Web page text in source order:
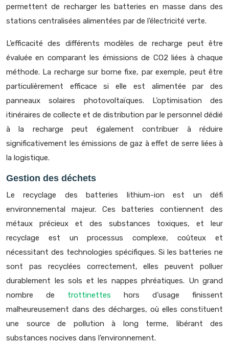
permettent de recharger les batteries en masse dans des
stations centralisées alimentées par de l’électricité verte.
L’efficacité des différents modèles de recharge peut être
évaluée en comparant les émissions de CO2 liées à chaque
méthode. La recharge sur borne fixe, par exemple, peut être
particulièrement efficace si elle est alimentée par des
panneaux solaires photovoltaïques. L’optimisation des
itinéraires de collecte et de distribution par le personnel dédié
à la recharge peut également contribuer à réduire
significativement les émissions de gaz à effet de serre liées à
la logistique.
Gestion des déchets
Le recyclage des batteries lithium-ion est un défi
environnemental majeur. Ces batteries contiennent des
métaux précieux et des substances toxiques, et leur
recyclage est un processus complexe, coûteux et
nécessitant des technologies spécifiques. Si les batteries ne
sont pas recyclées correctement, elles peuvent polluer
durablement les sols et les nappes phréatiques. Un grand
nombre de trottinettes hors d’usage finissent
malheureusement dans des décharges, où elles constituent
une source de pollution à long terme, libérant des
substances nocives dans l’environnement.